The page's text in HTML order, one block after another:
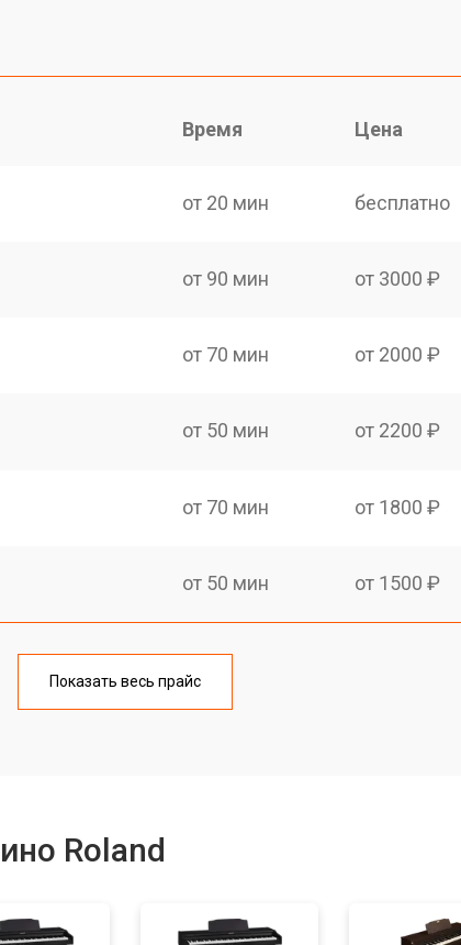
Время Цена
от 20 мин бесплатно
от 90 мин от 3000 ₽
от 70 мин от 2000 ₽
от 50 мин от 2200 ₽
от 70 мин от 1800 ₽
от 50 мин от 1500 ₽
от 50 мин
Показать весь прайс
Roland